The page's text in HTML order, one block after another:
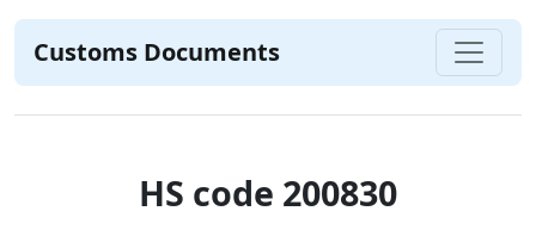
Customs Documents
HS code 200830